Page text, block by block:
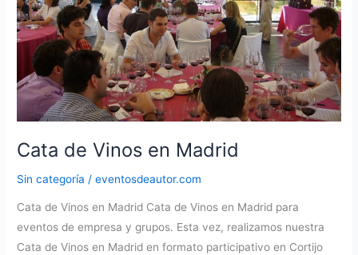
Cata de Vinos en Madrid
Sin categoría /eventosdeautor.com
Cata de Vinos en Madrid Cata de Vinos en Madrid para
eventos de empresa y grupos. Esta vez, realizamos nuestra
Cata de Vinos en Madrid en formato participativo en Cortijo